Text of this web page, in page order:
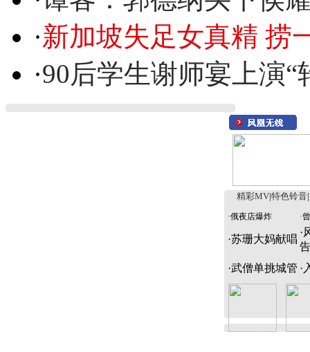
·新加坡失足女真精 捞
·90后学生谢师宴上演“
精彩MV 特色铃音
·俄夜店爆炸 ·
·苏珊大妈献唱
·
告
·武僧单挑城管 ·